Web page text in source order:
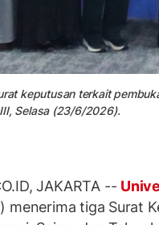
keputusan terkait
Selasa (23/6/2026).
JAKARTA --
menerima tiga Surat